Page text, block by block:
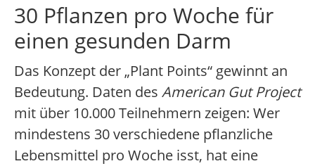
30 Pflanzen pro Woche für
einen gesunden Darm
Das Konzept der „Plant Points“ gewinnt an
Bedeutung. Daten des American Gut Project
mit über 10.000 Teilnehmern zeigen: Wer
mindestens 30 verschiedene pflanzliche
Lebensmittel pro Woche isst, hat eine